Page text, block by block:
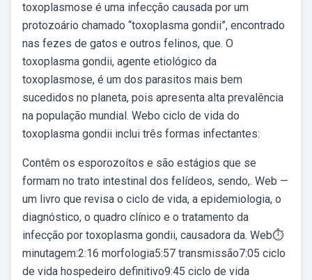
toxoplasmose é uma infecção causada por um
protozoário chamado “toxoplasma gondii”, encontrado
nas fezes de gatos e outros felinos, que. O
toxoplasma gondii, agente etiológico da
toxoplasmose, é um dos parasitos mais bem
sucedidos no planeta, pois apresenta alta prevalência
na população mundial. Webo ciclo de vida do
toxoplasma gondii inclui três formas infectantes:
Contêm os esporozoítos e são estágios que se
formam no trato intestinal dos felídeos, sendo,. Web —
um livro que revisa o ciclo de vida, a epidemiologia, o
diagnóstico, o quadro clínico e o tratamento da
infecção por toxoplasma gondii, causadora da. Web⏱
minutagem:2:16 morfologia5:57 transmissão7:05 ciclo
de vida hospedeiro definitivo9:45 ciclo de vida